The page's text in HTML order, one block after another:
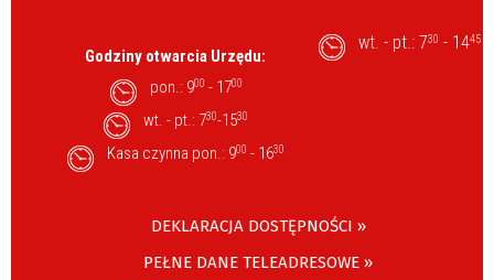
Godziny otwarcia Urzędu:
pon.: 900 - 1700
wt. - pt.: 730-1530
Kasa czynna pon.: 900 - 1630
wt. - pt.: 730 - 1445
DEKLARACJA DOSTĘPNOŚCI »
PEŁNE DANE TELEADRESOWE »